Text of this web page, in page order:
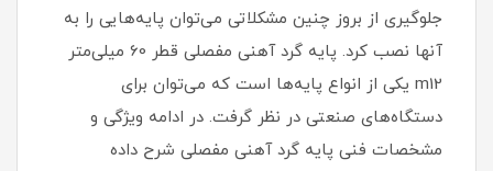
جلوگیری از بروز چنین مشکلاتی می‌توان پایه‌هایی را به
آنها نصب کرد. پایه گرد آهنی مفصلی قطر 60 میلی‌متر
m12 یکی از انواع پایه‌ها است که می‌توان برای
دستگاه‌های صنعتی در نظر گرفت. در ادامه ویژگی و
مشخصات فنی پایه گرد آهنی مفصلی شرح داده